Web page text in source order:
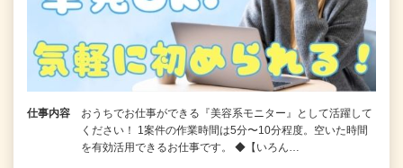
仕事内容
おうちでお仕事ができる『美容系モニター』として活躍して
ください！ 1案件の作業時間は5分〜10分程度。空いた時間
を有効活用できるお仕事です。 ◆【いろん…